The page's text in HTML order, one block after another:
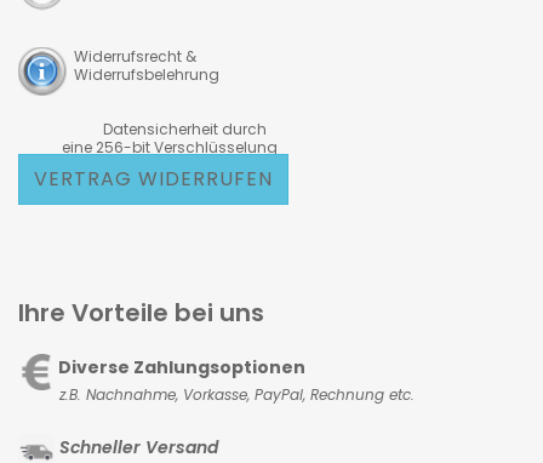
Widerrufsrecht &
Widerrufsbelehrung
Datensicherheit durch
eine 256-bit Verschlüsselung
VERTRAG WIDERRUFEN
Ihre Vorteile bei uns
Diverse Zahlungsoptionen
z.B. Nachnahme, Vorkasse, PayPal, Rechnung etc.
Schneller Versand